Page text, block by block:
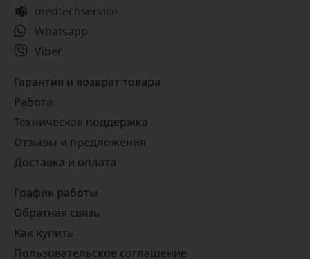
medtechservice
Whatsapp
Viber
Гарантия и возврат товара
Работа
Техническая поддержка
Отзывы и предложения
Доставка и оплата
График работы
Обратная связь
Как купить
Пользовательское соглашение